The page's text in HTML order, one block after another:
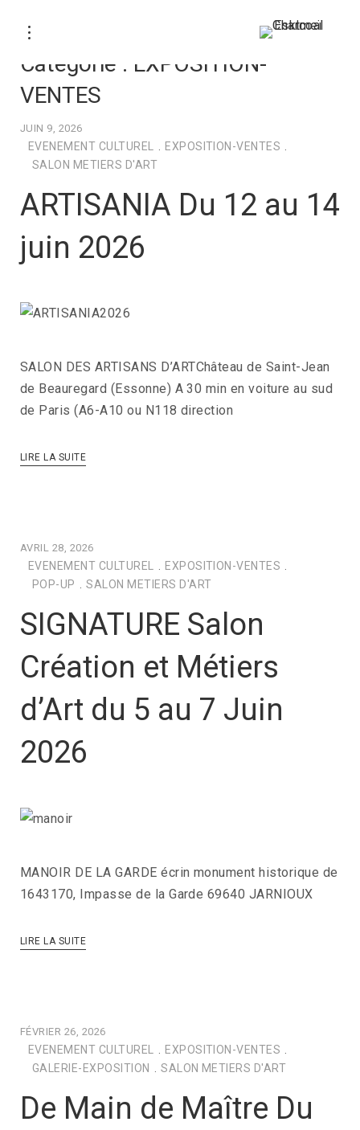
Catégorie : EXPOSITION-
VENTES
JUIN 9, 2026
EVENEMENT CULTUREL EXPOSITION-VENTES
SALON METIERS D'ART
ARTISANIA Du 12 au 14
juin 2026
SALON DES ARTISANS D’ARTChâteau de Saint-Jean
de Beauregard (Essonne) A 30 min en voiture au sud
de Paris (A6-A10 ou N118 direction
LIRE LA SUITE
AVRIL 28, 2026
EVENEMENT CULTUREL . EXPOSITION-VENTES .
POP-UP . SALON METIERS D'ART
SIGNATURE Salon
Création et Métiers
d’Art du 5 au 7 Juin
2026
MANOIR DE LA GARDE écrin monument historique de
1643170, Impasse de la Garde 69640 JARNIOUX
LIRE LA SUITE
FÉVRIER 26, 2026
EVENEMENT CULTUREL EXPOSITION-VENTES
GALERIE-EXPOSITION
SALON METIERS D'ART
De Main de Maître Du